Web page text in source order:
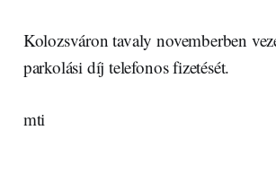
Kolozsváron tavaly novemberben
parkolási díj telefonos fizetését.
mti